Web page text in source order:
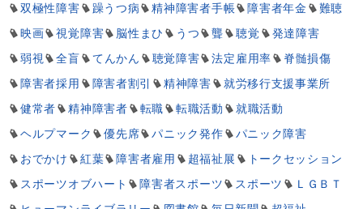
双極性障害
躁うつ病 精神障害者手帳 障害者年金
難聴
映画
視覚障害 脳性まひ うつ 聾 聴覚
発達障害
弱視
全盲 てんかん 聴覚障害 法定雇用率
脊髄損傷
障害者採用
障害者割引 精神障害
就労移行支援事業所
健常者
精神障害者 転職 転職活動
就職活動
ヘルプマーク
優先席 パニック発作
パニック障害
おでかけ
紅葉 障害者雇用 超福祉展
トークセッション
スポーツオブハート
障害者スポーツ スポーツ
ＬＧＢＴ